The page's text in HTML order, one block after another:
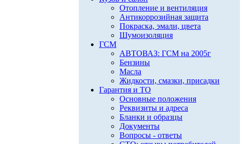
Отопление и вентиляция
Антикоррозийная защита
Покраска, эмали, цвета
Шумоизоляция
ГСМ
АВТОВАЗ: ГСМ на 2005г
Бензины
Масла
Жидкости, смазки, присадки
Гарантия и ТО
Основные положения
Реквизиты и адреса
Бланки и образцы
Документы
Вопросы - ответы